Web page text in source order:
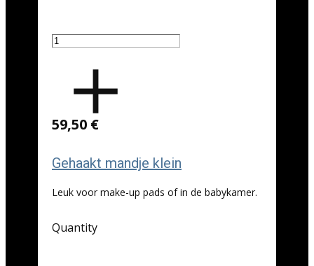
59,50 €
Gehaakt mandje klein
Leuk voor make-up pads of in de babykamer.
Quantity